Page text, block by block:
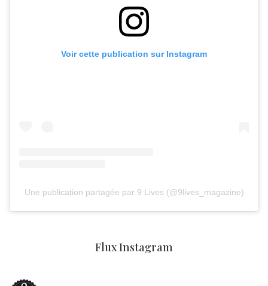
Voir cette publication sur Instagram
Une publication partagée par 9 Lives (@9lives_magazine)
Flux Instagram